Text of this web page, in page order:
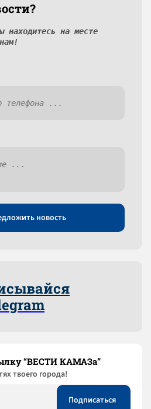
находитесь на месте
новость
“ВЕСТИ КАМАЗа”
твоего города!